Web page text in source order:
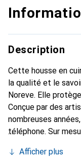
Description
Cette housse en
la qualité et le
Noreve. Elle
Conçue par des
nombreuses
téléphone. Sur
chic et
Afficher plus